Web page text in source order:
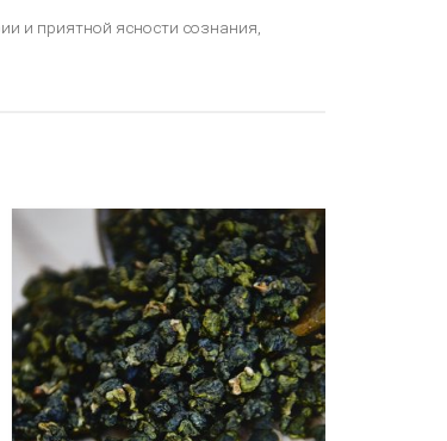
и приятной ясности сознания,